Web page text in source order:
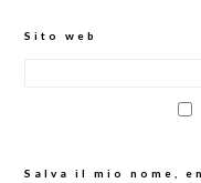
Sito web
Salva il mio nome,